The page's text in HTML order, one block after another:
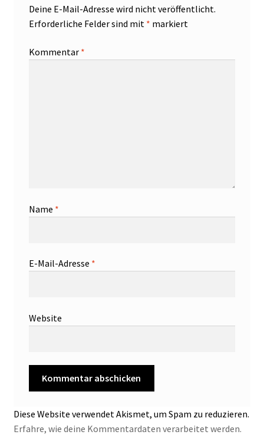
Deine E-Mail-Adresse wird nicht veröffentlicht.
Erforderliche Felder sind mit * markiert
Kommentar *
Name *
E-Mail-Adresse *
Website
Diese Website verwendet Akismet, um Spam zu reduzieren.
Erfahre, wie deine Kommentardaten verarbeitet werden.